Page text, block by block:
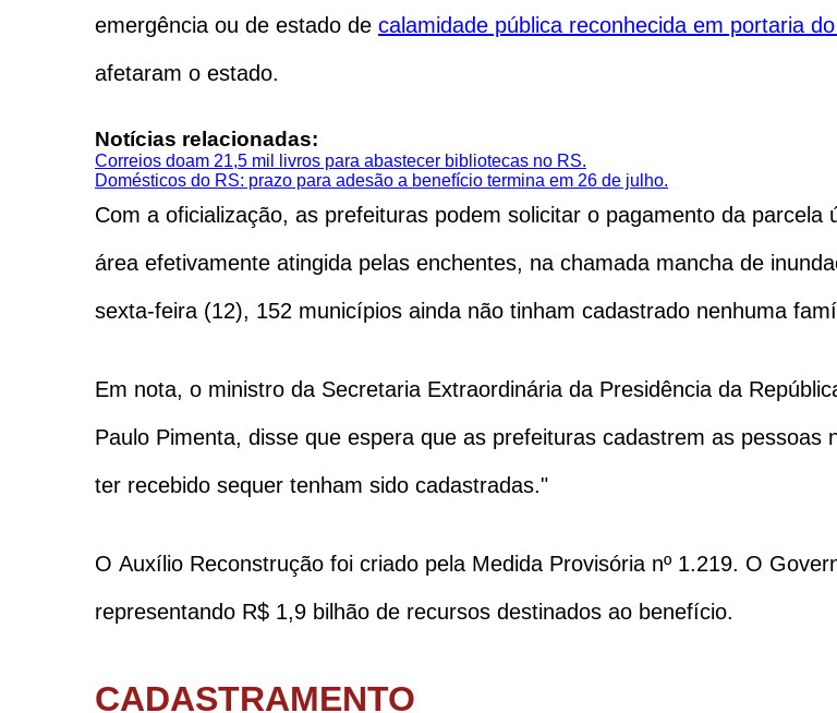
emergência ou de estado de calamidade pública reconhecida em portaria
afetaram o estado.
Notícias relacionadas:
Correios doam 21,5 mil livros para abastecer bibliotecas no RS.
Domésticos do RS: prazo para adesão a benefício termina em 26 de julho.
Com a oficialização, as prefeituras podem solicitar o pagamento da
área efetivamente atingida pelas enchentes, na chamada mancha de
sexta-feira (12), 152 municípios ainda não tinham cadastrado nenhuma
Em nota, o ministro da Secretaria Extraordinária da Presidência da
Paulo Pimenta, disse que espera que as prefeituras cadastrem as pessoas
ter recebido sequer tenham sido cadastradas."
O Auxílio Reconstrução foi criado pela Medida Provisória nº 1.219. O
representando R$ 1,9 bilhão de recursos destinados ao benefício.
CADASTRAMENTO